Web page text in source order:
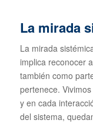
La mirada
La mirada
implica reconocer
también como
pertenece.
y en cada
del sistema,